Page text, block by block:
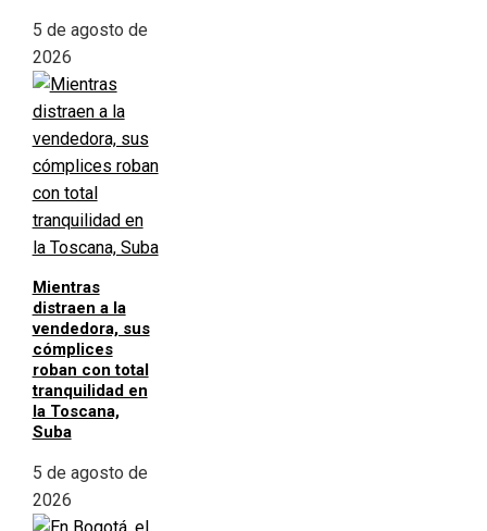
5 de agosto de
2026
Mientras
distraen a la
vendedora, sus
cómplices
roban con total
tranquilidad en
la Toscana,
Suba
5 de agosto de
2026